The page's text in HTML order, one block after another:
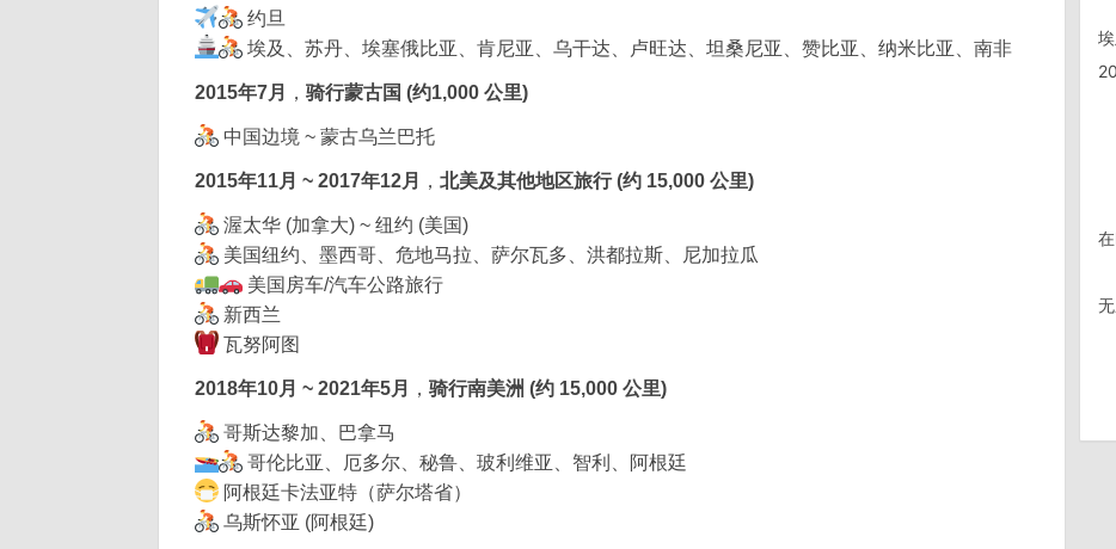
约旦
埃及、苏丹、埃塞俄比亚、肯尼亚、乌干达、卢旺达、坦桑尼亚、赞比亚、纳米比亚、南非
2015年7月 ， 骑行蒙古国 (约1,000 公里)
中国边境 ~ 蒙古乌兰巴托
2015年11月 ~ 2017年12月 ， 北美及其他地区旅行 (约 15,000 公里)
渥太华 (加拿大) ~ 纽约 (美国)
美国纽约、墨西哥、危地马拉、萨尔瓦多、洪都拉斯、尼加拉瓜
美国房车/汽车公路旅行
新西兰
瓦努阿图
2018年10月 ~ 2021年5月 ， 骑行南美洲 (约 15,000 公里)
哥斯达黎加、巴拿马
哥伦比亚、厄多尔、秘鲁、玻利维亚、智利、阿根廷
阿根廷卡法亚特（萨尔塔省）
乌斯怀亚 (阿根廷)